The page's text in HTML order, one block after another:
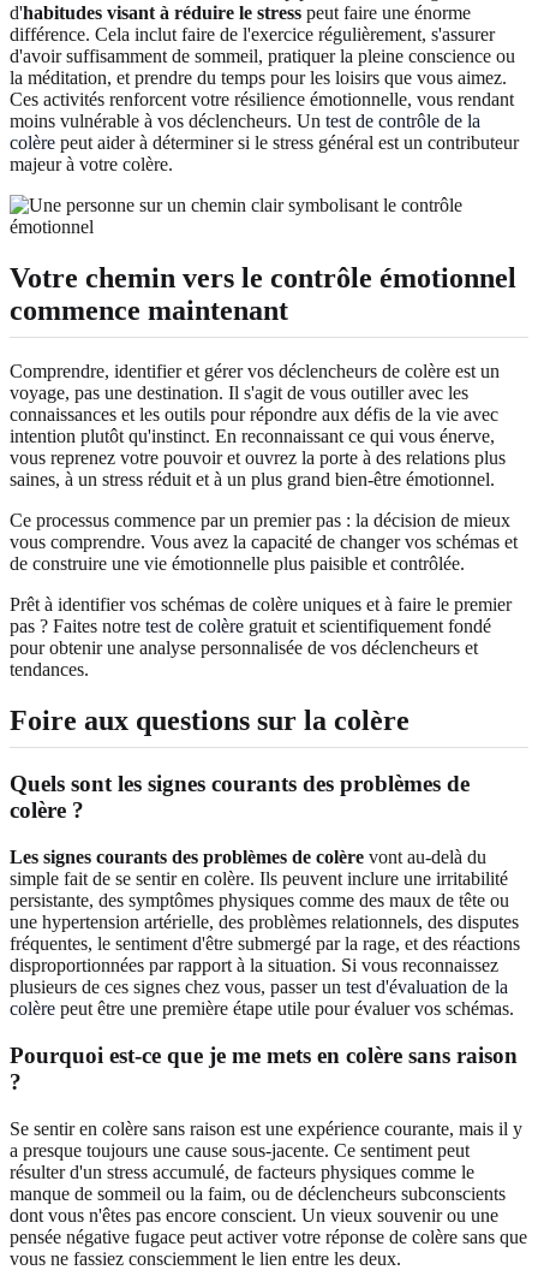
d'habitudes visant à réduire le stress peut faire une énorme
différence. Cela inclut faire de l'exercice régulièrement, s'assurer
d'avoir suffisamment de sommeil, pratiquer la pleine conscience ou
la méditation, et prendre du temps pour les loisirs que vous aimez.
Ces activités renforcent votre résilience émotionnelle, vous rendant
moins vulnérable à vos déclencheurs. Un test de contrôle de la
colère peut aider à déterminer si le stress général est un contributeur
majeur à votre colère.
Votre chemin vers le contrôle émotionnel
commence maintenant
Comprendre, identifier et gérer vos déclencheurs de colère est un
voyage, pas une destination. Il s'agit de vous outiller avec les
connaissances et les outils pour répondre aux défis de la vie avec
intention plutôt qu'instinct. En reconnaissant ce qui vous énerve,
vous reprenez votre pouvoir et ouvrez la porte à des relations plus
saines, à un stress réduit et à un plus grand bien-être émotionnel.
Ce processus commence par un premier pas : la décision de mieux
vous comprendre. Vous avez la capacité de changer vos schémas et
de construire une vie émotionnelle plus paisible et contrôlée.
Prêt à identifier vos schémas de colère uniques et à faire le premier
pas ? Faites notre test de colère gratuit et scientifiquement fondé
pour obtenir une analyse personnalisée de vos déclencheurs et
tendances.
Foire aux questions sur la colère
Quels sont les signes courants des problèmes de
colère ?
Les signes courants des problèmes de colère vont au-delà du
simple fait de se sentir en colère. Ils peuvent inclure une irritabilité
persistante, des symptômes physiques comme des maux de tête ou
une hypertension artérielle, des problèmes relationnels, des disputes
fréquentes, le sentiment d'être submergé par la rage, et des réactions
disproportionnées par rapport à la situation. Si vous reconnaissez
plusieurs de ces signes chez vous, passer un test d'évaluation de la
colère peut être une première étape utile pour évaluer vos schémas.
Pourquoi est-ce que je me mets en colère sans raison
?
Se sentir en colère sans raison est une expérience courante, mais il y
a presque toujours une cause sous-jacente. Ce sentiment peut
résulter d'un stress accumulé, de facteurs physiques comme le
manque de sommeil ou la faim, ou de déclencheurs subconscients
dont vous n'êtes pas encore conscient. Un vieux souvenir ou une
pensée négative fugace peut activer votre réponse de colère sans que
vous ne fassiez consciemment le lien entre les deux.